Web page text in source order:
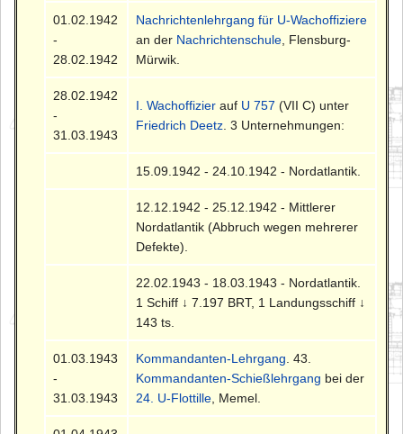
01.02.1942
-
28.02.1942
Nachrichtenlehrgang für U-Wachoffiziere
an der Nachrichtenschule , Flensburg-
Mürwik.
28.02.1942
-
31.03.1943
I. Wachoffizier auf U 757 (VII C) unter
Friedrich Deetz . 3 Unternehmungen:
15.09.1942 - 24.10.1942 - Nordatlantik.
12.12.1942 - 25.12.1942 - Mittlerer
Nordatlantik (Abbruch wegen mehrerer
Defekte).
22.02.1943 - 18.03.1943 - Nordatlantik.
1 Schiff ↓ 7.197 BRT, 1 Landungsschiff ↓
143 ts.
01.03.1943
-
31.03.1943
Kommandanten-Lehrgang . 43.
Kommandanten-Schießlehrgang bei der
24. U-Flottille , Memel.